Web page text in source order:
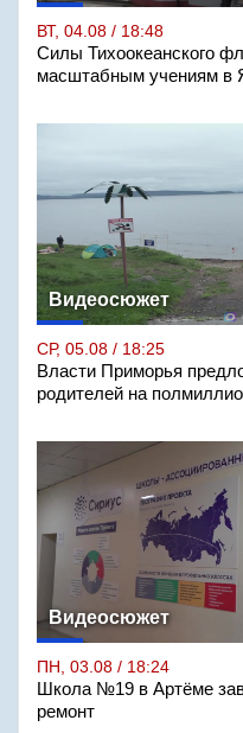
ВТ, 04.08 / 18:48
Силы Тихоокеанского
масштабным учениям в
Видеосюжет
СР, 05.08 / 18:25
Власти Приморья
родителей на
Видеосюжет
ПН, 03.08 / 18:24
Школа №19 в Артёме
ремонт